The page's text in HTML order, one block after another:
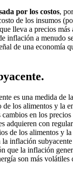
por los costos,
de los insumos
lleva a precios más
inflación a menudo
de una economía
es una medida de
de los alimentos y la
en los
adquieren con
de los alimentos y
inflación
que la inflación
son más volátiles